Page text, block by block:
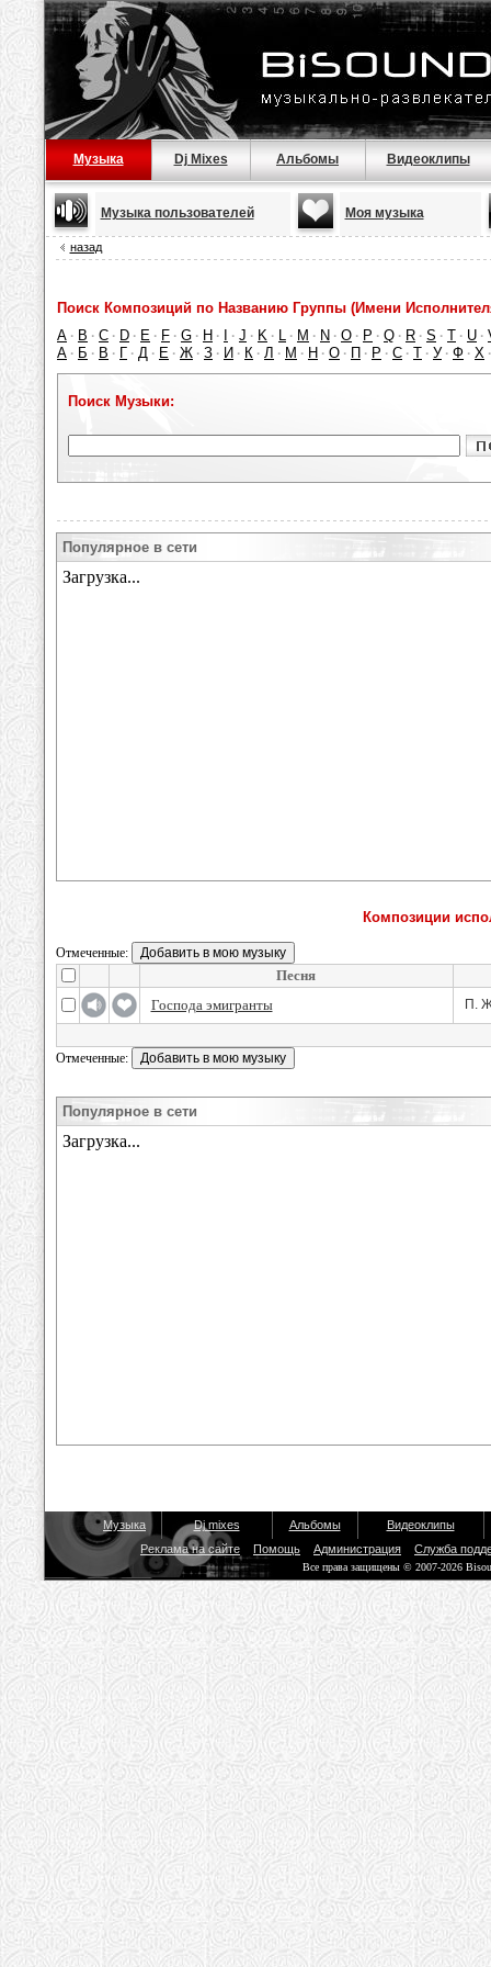
Музыка Dj Mixes Альбомы Видеоклипы
Музыка пользователей Моя музыка
назад
Поиск Композиций по Названию Группы (Имени
A · B · C · D · E · F · G · H · · J · K · L · M · N · O · P · Q · R · S · T · U ·
А · Б · В · Г · Д · Е · Ж · З · И · К · Л · М · Н · О · П · Р · С · Т · У · Ф · Х
Поиск Музыки:
Популярное в сети
Композиции
Отмеченные:
Песня
Господа эмигранты
П.
Отмеченные:
Популярное в сети
Музыка Dj mixes Альбомы
Видеоклипы
Реклама на сайте
Помощь Администрация Служба
Все права защищены © 2007-2026